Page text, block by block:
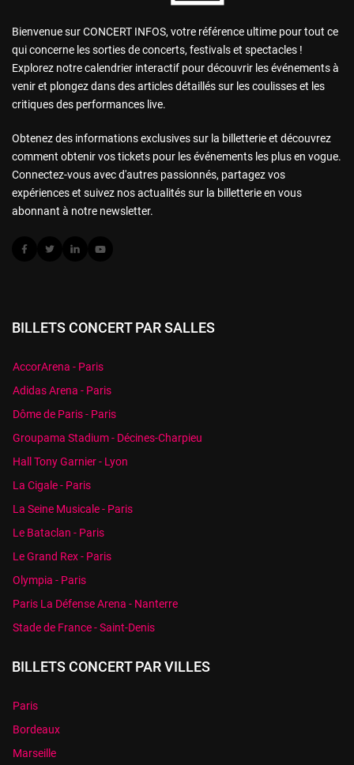
Bienvenue sur CONCERT INFOS, votre référence ultime pour tout ce
qui concerne les sorties de concerts, festivals et spectacles !
Explorez notre calendrier interactif pour découvrir les événements à
venir et plongez dans des articles détaillés sur les coulisses et les
critiques des performances live.
Obtenez des informations exclusives sur la billetterie et découvrez
comment obtenir vos tickets pour les événements les plus en vogue.
Connectez-vous avec d'autres passionnés, partagez vos
expériences et suivez nos actualités sur la billetterie en vous
abonnant à notre newsletter.
BILLETS CONCERT PAR SALLES
AccorArena - Paris
Adidas Arena - Paris
Dôme de Paris - Paris
Groupama Stadium - Décines-Charpieu
Hall Tony Garnier - Lyon
La Cigale - Paris
La Seine Musicale - Paris
Le Bataclan - Paris
Le Grand Rex - Paris
Olympia - Paris
Paris La Défense Arena - Nanterre
Stade de France - Saint-Denis
BILLETS CONCERT PAR VILLES
Paris
Bordeaux
Marseille